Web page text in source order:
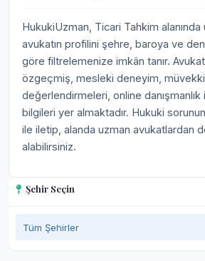
Şehir Seçin
Tüm Şehirler
HukukiUzman, Ticari Tahkim alanında
avukatın profilini şehre, baroya ve
göre filtrelemenize imkân tanır.
özgeçmiş, mesleki deneyim,
değerlendirmeleri, online danışmanlık
bilgileri yer almaktadır. Hukuki
ile iletip, alanda uzman avukatlardan
alabilirsiniz.